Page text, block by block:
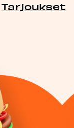
Tarjoukset